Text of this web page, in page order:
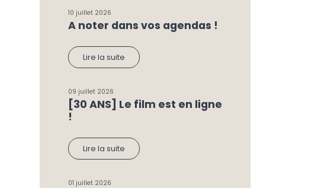
10 juillet 2026
A noter dans vos agendas !
Lire la suite
09 juillet 2026
[30 ANS] Le film est en ligne
!
Lire la suite
01 juillet 2026